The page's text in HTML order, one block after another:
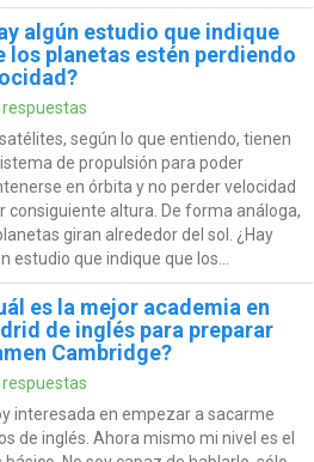
algún estudio que indique
los planetas estén perdiendo
respuestas
satélites, según lo que entiendo, tienen
de propulsión para poder
en órbita y no perder velocidad
consiguiente altura. De forma análoga,
giran alrededor del sol. ¿Hay
estudio que indique que los...
es la mejor academia en
de inglés para preparar
Cambridge?
respuestas
interesada en empezar a sacarme
de inglés. Ahora mismo mi nivel es el